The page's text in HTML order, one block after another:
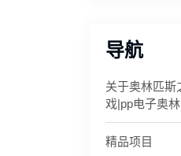
导航
关于奥林匹斯
戏|pp电子奥
精品项目